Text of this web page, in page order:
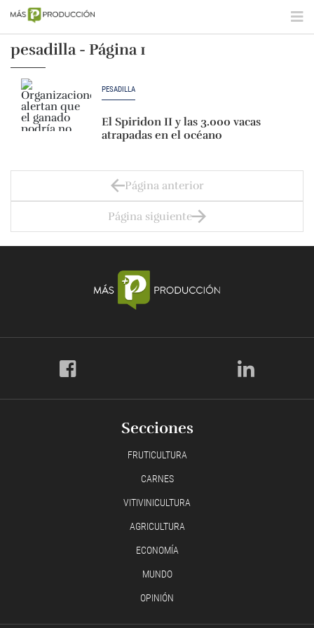
pesadilla - Página 1
PESADILLA
El Spiridon II y las 3.000 vacas
atrapadas en el océano
Página anterior
Página siguiente
Secciones
FRUTICULTURA
CARNES
VITIVINICULTURA
AGRICULTURA
ECONOMÍA
MUNDO
OPINIÓN